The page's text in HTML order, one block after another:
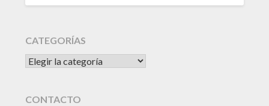
CATEGORÍAS
CATEGORÍAS
CONTACTO